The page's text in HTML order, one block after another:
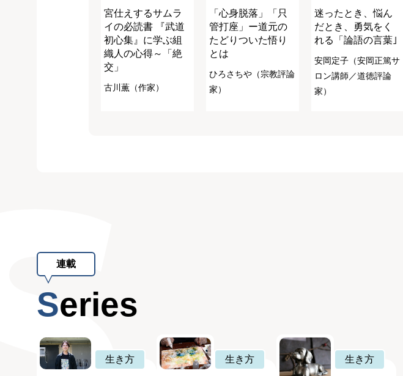
宮仕えするサムラ
イの必読書 『武道
初心集』に学ぶ組
織人の心得～「絶
交」
古川薫（作家）
「心身脱落」「只
管打座」ー道元の
たどりついた悟り
とは
ひろさちや（宗教評論
家）
迷ったとき、悩ん
だとき、勇気をく
れる「論語の言葉｣
安岡定子（安岡正篤サ
ロン講師／道徳評論
家）
連載
Series
生き方 生き方 生き方